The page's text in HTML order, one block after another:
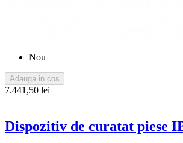
Nou
Adauga in cos
7.441,50 lei
Dispozitiv de curatat piese